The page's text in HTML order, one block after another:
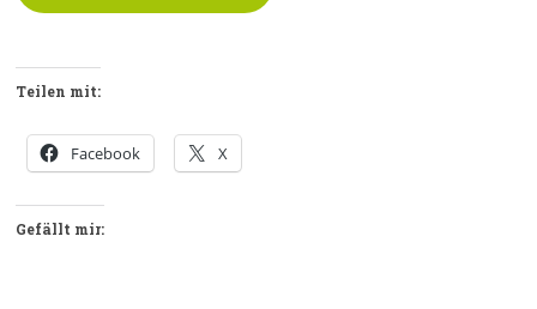
Teilen mit:
Facebook X
Gefällt mir: